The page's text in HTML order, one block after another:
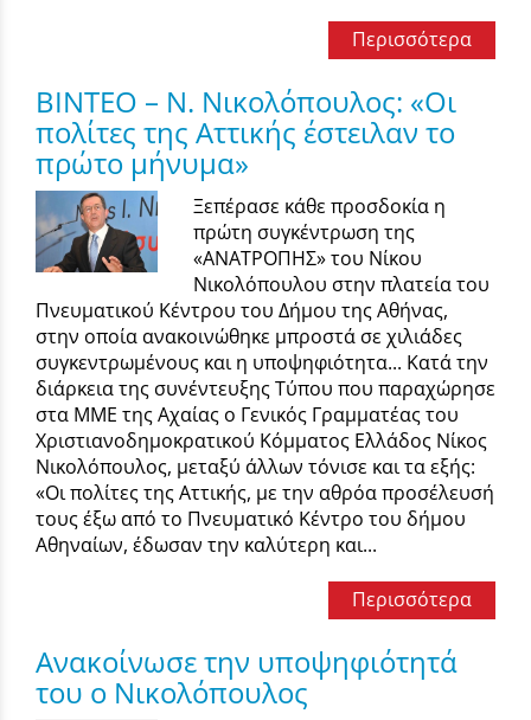
Περισσότερα
BINTEO – Ν. Νικολόπουλος: «Οι
πολίτες της Αττικής έστειλαν το
πρώτο μήνυμα»
Ξεπέρασε κάθε προσδοκία η
πρώτη συγκέντρωση της
«ΑΝΑΤΡΟΠΗΣ» του Νίκου
Νικολόπουλου στην πλατεία του
Πνευματικού Κέντρου του Δήμου της Αθήνας,
στην οποία ανακοινώθηκε μπροστά σε χιλιάδες
συγκεντρωμένους και η υποψηφιότητα... Κατά την
διάρκεια της συνέντευξης Τύπου που παραχώρησε
στα ΜΜΕ της Αχαίας ο Γενικός Γραμματέας του
Χριστιανοδημοκρατικού Κόμματος Ελλάδος Νίκος
Νικολόπουλος, μεταξύ άλλων τόνισε και τα εξής:
«Οι πολίτες της Αττικής, με την αθρόα προσέλευσή
τους έξω από το Πνευματικό Κέντρο του δήμου
Αθηναίων, έδωσαν την καλύτερη και...
Περισσότερα
Ανακοίνωσε την υποψηφιότητά
του ο Νικολόπουλος